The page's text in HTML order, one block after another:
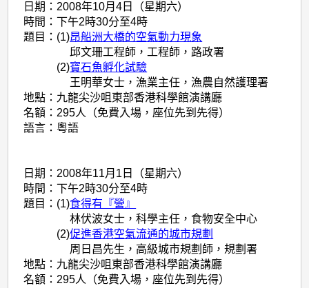
日期： 2008年10月4日（星期六）
時間：下午2時30分至4時
題目： (1)昂船洲大橋的空氣動力現象
邱文珊工程師，工程師，路政署
(2)寶石魚孵化試驗
王明華女士，漁業主任，漁農自然護理署
地點： 九龍尖沙咀東部香港科學館演講廳
名額： 295人（免費入場，座位先到先得）
語言： 粵語
日期： 2008年11月1日（星期六）
時間：下午2時30分至4時
題目： (1)食得有『營』
林伏波女士，科學主任，食物安全中心
(2)促進香港空氣流通的城市規劃
周日昌先生，高級城市規劃師，規劃署
地點： 九龍尖沙咀東部香港科學館演講廳
名額： 295人（免費入場，座位先到先得）